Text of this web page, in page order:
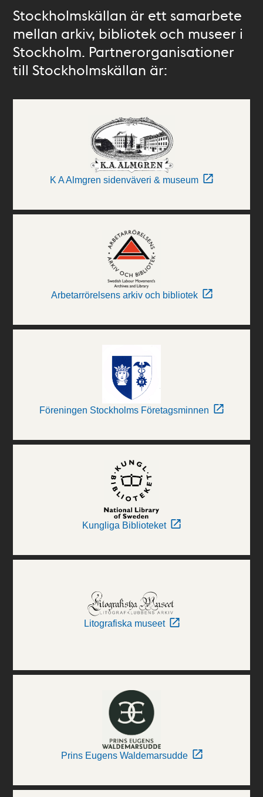
Stockholmskällan är ett samarbete
mellan arkiv, bibliotek och museer i
Stockholm. Partnerorganisationer
till Stockholmskällan är:
K A Almgren sidenväveri & museum
Arbetarrörelsens arkiv och bibliotek
Föreningen Stockholms Företagsminnen
Kungliga Biblioteket
Litografiska museet
Prins Eugens Waldemarsudde